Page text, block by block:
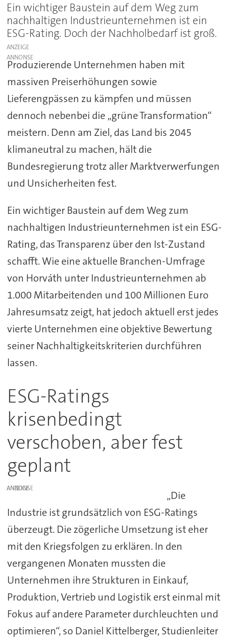
Ein wichtiger Baustein auf dem Weg zum
nachhaltigen Industrieunternehmen ist ein
ESG-Rating. Doch der Nachholbedarf ist groß.
ANZEIGE
Produzierende Unternehmen haben mit
massiven Preiserhöhungen sowie
Lieferengpässen zu kämpfen und müssen
dennoch nebenbei die „grüne Transformation“
meistern. Denn am Ziel, das Land bis 2045
klimaneutral zu machen, hält die
Bundesregierung trotz aller Marktverwerfungen
und Unsicherheiten fest.
Ein wichtiger Baustein auf dem Weg zum
nachhaltigen Industrieunternehmen ist ein ESG-
Rating, das Transparenz über den Ist-Zustand
schafft. Wie eine aktuelle Branchen-Umfrage
von Horváth unter Industrieunternehmen ab
1.000 Mitarbeitenden und 100 Millionen Euro
Jahresumsatz zeigt, hat jedoch aktuell erst jedes
vierte Unternehmen eine objektive Bewertung
seiner Nachhaltigkeitskriterien durchführen
lassen.
ESG-Ratings
krisenbedingt
verschoben, aber fest
geplant
ANZEIGE
„Die
Industrie ist grundsätzlich von ESG-Ratings
überzeugt. Die zögerliche Umsetzung ist eher
mit den Kriegsfolgen zu erklären. In den
vergangenen Monaten mussten die
Unternehmen ihre Strukturen in Einkauf,
Produktion, Vertrieb und Logistik erst einmal mit
Fokus auf andere Parameter durchleuchten und
optimieren“, so Daniel Kittelberger, Studienleiter